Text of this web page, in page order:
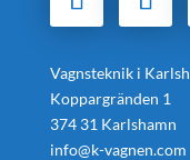
Vagnsteknik i
Koppargränden 1
374 31 Karlshamn
info@k-vagnen.com